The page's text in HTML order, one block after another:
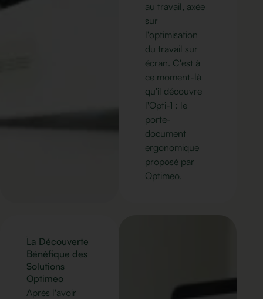
au travail, axée
sur
l'optimisation
du travail sur
écran. C'est à
ce moment-là
qu'il découvre
l'Opti-1 : le
porte-
document
ergonomique
proposé par
Optimeo.
La Découverte
Bénéfique des
Solutions
Optimeo
Après l'avoir